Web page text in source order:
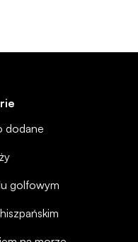
dodane
golfowym